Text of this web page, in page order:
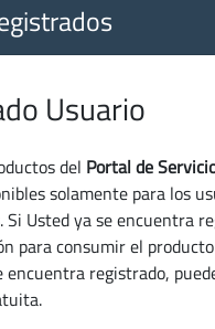
Usuario
del Portal de
solamente para los
Si Usted ya se encuentra
para consumir el
encuentra registrado,